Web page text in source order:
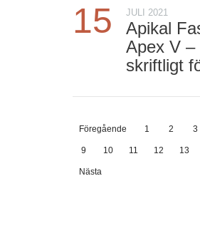
15 JULI 2021
Apikal
Apex V –
skriftligt
Föregående 1 2 3
9 10 11 12 13
Nästa